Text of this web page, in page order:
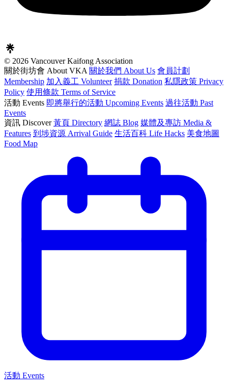
© 2026 Vancouver Kaifong Association
關於街坊會 About VKA 關於我們 About Us 會員計劃
Membership 加入義工 Volunteer 捐款 Donation 私隱政策 Privacy
Policy 使用條款 Terms of Service
活動 Events 即將舉行的活動 Upcoming Events 過往活動 Past
Events
資訊 Discover 黃頁 Directory 網誌 Blog 媒體及專訪 Media &
Features 到埗資源 Arrival Guide 生活百科 Life Hacks 美食地圖
Food Map
活動 Events